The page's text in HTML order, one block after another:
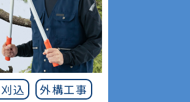
込
外構工事